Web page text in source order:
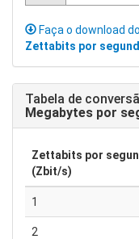
Faça o download
Zettabits por
Tabela de
Megabytes por
Zettabits por
(Zbit/s)
1
2